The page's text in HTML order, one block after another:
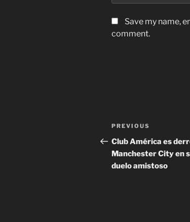
Save my name,
comment.
Post
navigation
Previous
Post
PREVIOUS
Club América es
Manchester City en
duelo amistoso